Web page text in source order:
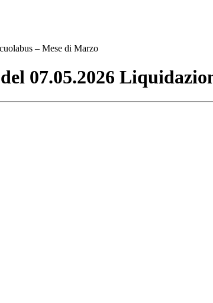
– Mese di Marzo
07.05.2026